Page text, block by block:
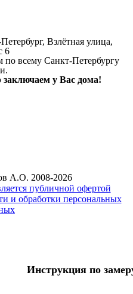
Взлётная улица,
6
по всему Санкт-Петербургу
заключаем у Вас дома!
А.О. 2008-2026
публичной офертой
и обработки персональных
Инструкция по